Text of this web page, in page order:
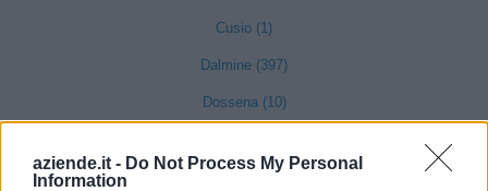
aziende.it - Do Not Process My Personal
Information
Cusio (1)
Dalmine (397)
Dossena (10)
Entratico (29)